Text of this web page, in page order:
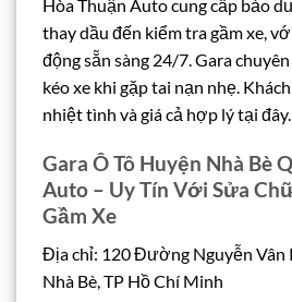
Hòa Thuận Auto cung cấp bảo
thay dầu đến kiểm tra gầm xe,
động sẵn sàng 24/7. Gara
kéo xe khi gặp tai nạn nhẹ.
nhiệt tình và giá cả hợp lý tại đây.
Gara Ô Tô Huyện Nhà Bè
Auto – Uy Tín Với Sửa
Gầm Xe
Địa chỉ: 120 Đường Nguyễn Vân
Nhà Bè, TP Hồ Chí Minh